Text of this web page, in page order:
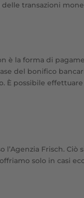
transazioni
la forma di
del bonifico
possibile
Frisch. Ciò
solo in casi